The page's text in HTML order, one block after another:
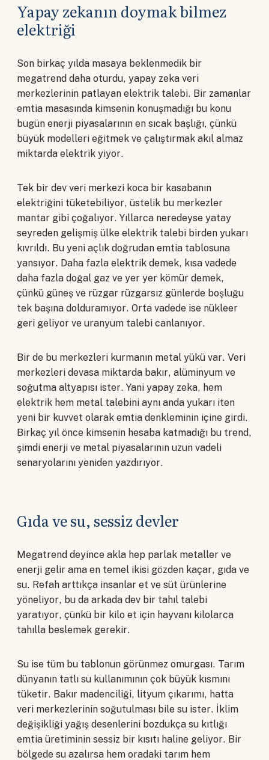
Yapay zekanın doymak bilmez
elektriği
Son birkaç yılda masaya beklenmedik bir
megatrend daha oturdu, yapay zeka veri
merkezlerinin patlayan elektrik talebi. Bir zamanlar
emtia masasında kimsenin konuşmadığı bu konu
bugün enerji piyasalarının en sıcak başlığı, çünkü
büyük modelleri eğitmek ve çalıştırmak akıl almaz
miktarda elektrik yiyor.
Tek bir dev veri merkezi koca bir kasabanın
elektriğini tüketebiliyor, üstelik bu merkezler
mantar gibi çoğalıyor. Yıllarca neredeyse yatay
seyreden gelişmiş ülke elektrik talebi birden yukarı
kıvrıldı. Bu yeni açlık doğrudan emtia tablosuna
yansıyor. Daha fazla elektrik demek, kısa vadede
daha fazla doğal gaz ve yer yer kömür demek,
çünkü güneş ve rüzgar rüzgarsız günlerde boşluğu
tek başına dolduramıyor. Orta vadede ise nükleer
geri geliyor ve uranyum talebi canlanıyor.
Bir de bu merkezleri kurmanın metal yükü var. Veri
merkezleri devasa miktarda bakır, alüminyum ve
soğutma altyapısı ister. Yani yapay zeka, hem
elektrik hem metal talebini aynı anda yukarı iten
yeni bir kuvvet olarak emtia denkleminin içine girdi.
Birkaç yıl önce kimsenin hesaba katmadığı bu trend,
şimdi enerji ve metal piyasalarının uzun vadeli
senaryolarını yeniden yazdırıyor.
Gıda ve su, sessiz devler
Megatrend deyince akla hep parlak metaller ve
enerji gelir ama en temel ikisi gözden kaçar, gıda ve
su. Refah arttıkça insanlar et ve süt ürünlerine
yöneliyor, bu da arkada dev bir tahıl talebi
yaratıyor, çünkü bir kilo et için hayvanı kilolarca
tahılla beslemek gerekir.
Su ise tüm bu tablonun görünmez omurgası. Tarım
dünyanın tatlı su kullanımının çok büyük kısmını
tüketir. Bakır madenciliği, lityum çıkarımı, hatta
veri merkezlerinin soğutulması bile su ister. İklim
değişikliği yağış desenlerini bozdukça su kıtlığı
emtia üretiminin sessiz bir kısıtı haline geliyor. Bir
bölgede su azalırsa hem oradaki tarım hem